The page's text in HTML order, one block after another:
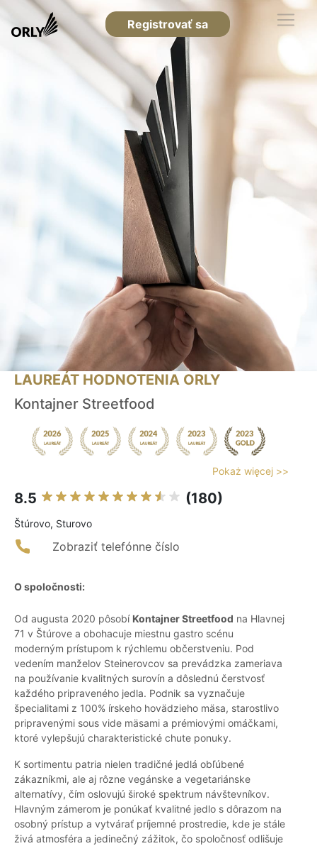
Registrovať sa
LAUREÁT HODNOTENIA ORLY
Kontajner Streetfood
Pokaż więcej >>
8.5 (180)
Štúrovo, Sturovo
Zobraziť telefónne číslo
O spoločnosti:
Od augusta 2020 pôsobí Kontajner Streetfood na Hlavnej
71 v Štúrove a obohacuje miestnu gastro scénu
moderným prístupom k rýchlemu občerstveniu. Pod
vedením manželov Steinerovcov sa prevádzka zameriava
na používanie kvalitných surovín a dôslednú čerstvosť
každého pripraveného jedla. Podnik sa vyznačuje
špecialitami z 100% írskeho hovädzieho mäsa, starostlivo
pripravenými sous vide mäsami a prémiovými omáčkami,
ktoré vylepšujú charakteristické chute ponuky.
K sortimentu patria nielen tradičné jedlá obľúbené
zákazníkmi, ale aj rôzne vegánske a vegetariánske
alternatívy, čím oslovujú široké spektrum návštevníkov.
Hlavným zámerom je ponúkať kvalitné jedlo s dôrazom na
osobný prístup a vytvárať príjemné prostredie, kde je stále
živá atmosféra a jedinečný zážitok, čo spoločnosť odlišuje